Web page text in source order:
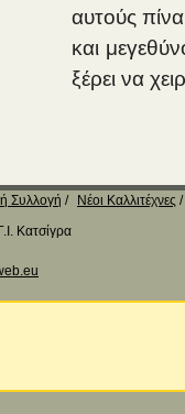
αυτούς
και
ξέρει να
Συλλογή
Νέοι Καλλιτέχνες
Κατσίγρα